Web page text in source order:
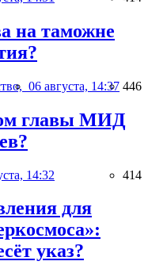
на таможне
06 августа, 14:37 446
главы МИД
14:32 414
для
указ?